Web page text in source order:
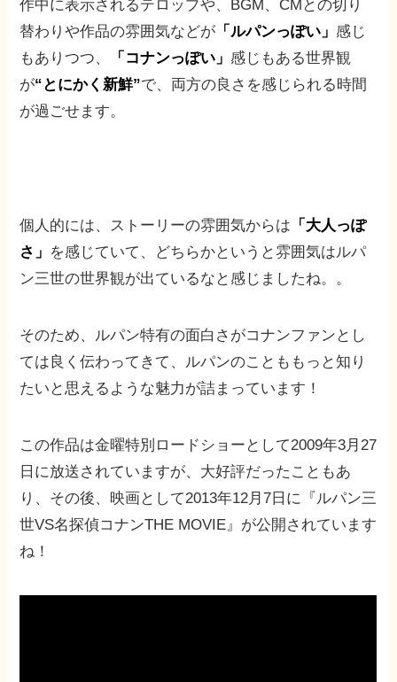
作中に表示されるテロップや、BGM、CMとの切り
替わりや作品の雰囲気などが 「ルパンっぽい」 感じ
もありつつ、
「コナンっぽい」 感じもある世界観
が“とにかく新鮮”で、両方の良さを感じられる時間
が過ごせます。
個人的には、ストーリーの雰囲気からは 「大人っぽ
さ」 を感じていて、どちらかというと雰囲気はルパ
ン三世の世界観が出ているなと感じましたね。。
そのため、ルパン特有の面白さがコナンファンとし
ては良く伝わってきて、ルパンのことももっと知り
たいと思えるような魅力が詰まっています！
この作品は金曜特別ロードショーとして2009年3月27
日に放送されていますが、大好評だったこともあ
り、その後、映画として2013年12月7日に『ルパン三
世VS名探偵コナンTHE MOVIE』が公開されています
ね！